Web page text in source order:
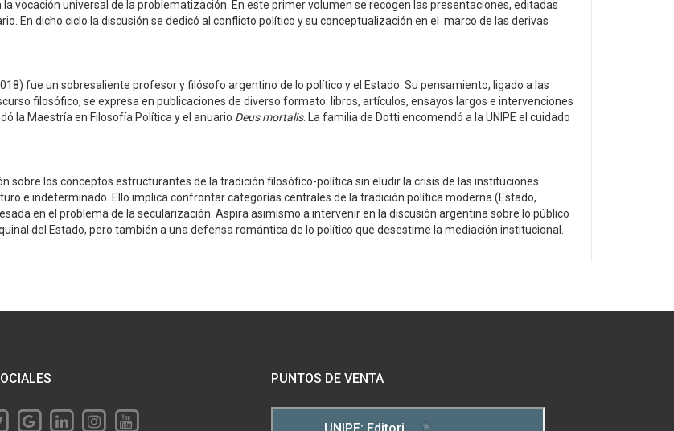
vocación universal de la problematización. En este primer volumen se recogen las presentaciones, editadas
En dicho ciclo la discusión se dedicó al conflicto político y su conceptualización en el marco de las derivas
fue un sobresaliente profesor y filósofo argentino de lo político y el Estado. Su pensamiento, ligado a las
filosófico, se expresa en publicaciones de diverso formato: libros, artículos, ensayos largos e intervenciones
la Maestría en Filosofía Política y el anuario Deus mortalis. La familia de Dotti encomendó a la UNIPE el cuidado
sobre los conceptos estructurantes de la tradición filosófico-política sin eludir la crisis de las instituciones
e indeterminado. Ello implica confrontar categorías centrales de la tradición política moderna (Estado,
en el problema de la secularización. Aspira asimismo a intervenir en la discusión argentina sobre lo público
del Estado, pero también a una defensa romántica de lo político que desestime la mediación institucional.
PUNTOS DE VENTA